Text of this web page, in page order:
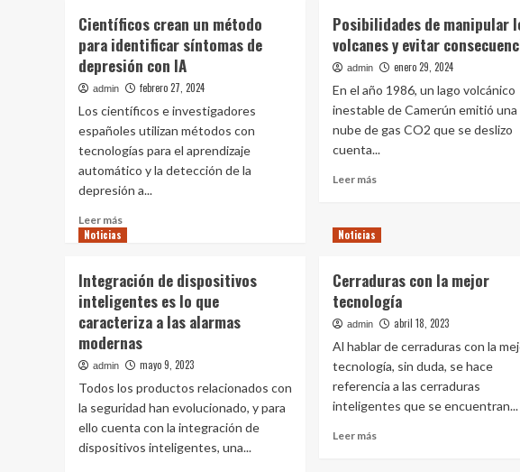
Científicos crean un método
para identificar síntomas de
depresión con IA
admin febrero 27, 2024
Los científicos e investigadores
españoles utilizan métodos con
tecnologías para el aprendizaje
automático y la detección de la
depresión a...
Leer más
crean
un
método
para
síntomas
de
depresión
con
IA
Posibilidades de manipular
volcanes y evitar
admin enero 29, 2024
En el año 1986, un lago volcánico
inestable de Camerún emitió una
nube de gas CO2 que se deslizo
cuenta...
Leer más
Posibilidades
de
los
volcanes
evitar
consecuencias
Noticias
Integración de dispositivos
inteligentes es lo que
caracteriza a las alarmas
modernas
admin mayo 9, 2023
Todos los productos relacionados con
la seguridad han evolucionado, y para
ello cuenta con la integración de
dispositivos inteligentes, una...
Noticias
Cerraduras con la mejor
tecnología
admin abril 18, 2023
Al hablar de cerraduras con la
tecnología, sin duda, se hace
referencia a las cerraduras
inteligentes que se encuentran...
Leer más